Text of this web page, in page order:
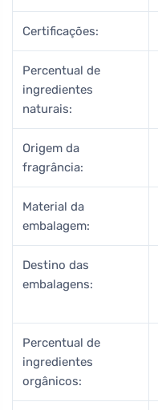
Certificações:
Percentual de
ingredientes
naturais:
Origem da
fragrância:
Material da
embalagem:
Destino das
embalagens:
Percentual de
ingredientes
orgânicos: